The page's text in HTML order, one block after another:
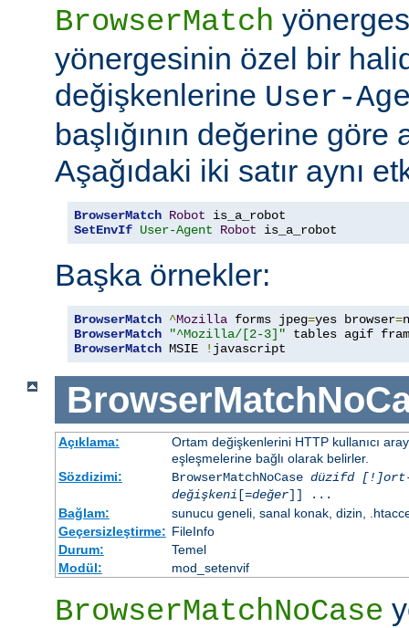
BrowserMatch
yönergesinin özel bir
değişkenlerine User-
başlığının değerine göre
Aşağıdaki iki satır aynı
BrowserMatch Robot
SetEnvIf User-Agent Robot is_a_robot
Başka örnekler:
BrowserMatch ^Mozilla forms jpeg=yes browser=
BrowserMatch
"^Mozilla/[2-3]"
BrowserMatch MSIE ! javascript
Açıklama:
Ortam değişkenlerini HTTP kullanıcı
eşleşmelerine bağlı olarak belirler.
Sözdizimi:
BrowserMatchNoCase düzifd [!]ort-
değişkeni [=değer]] ...
Bağlam:
sunucu geneli, sanal konak, dizin,
Geçersizleştirme: FileInfo
Durum:
Temel
Modül:
mod_setenvif
BrowserMatchNoCase